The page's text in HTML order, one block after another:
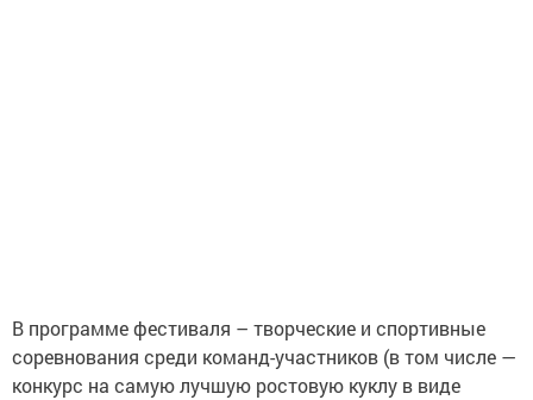
В программе фестиваля – творческие и спортивные
соревнования среди команд-участников (в том числе —
конкурс на самую лучшую ростовую куклу в виде